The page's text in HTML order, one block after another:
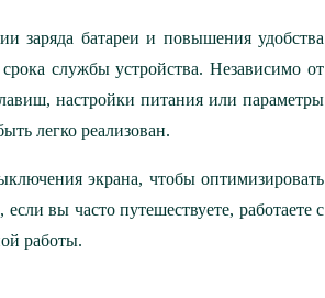
заряда батареи и повышения удобства
службы устройства. Независимо от
настройки питания или параметры
легко реализован.
экрана, чтобы оптимизировать
вы часто путешествуете, работаете с
работы.